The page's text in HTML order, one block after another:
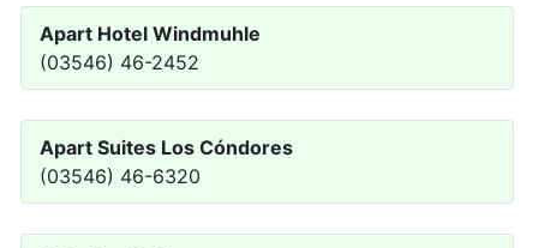
Apart Hotel Windmuhle
(03546) 46-2452
Apart Suites Los Cóndores
(03546) 46-6320